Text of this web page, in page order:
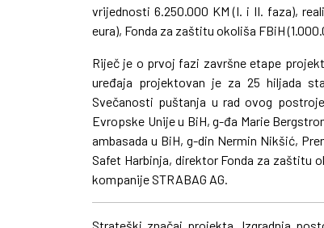
vrijednosti 6.250.000 KM (I. i II. faza),
eura), Fonda za zaštitu okoliša FBiH
Riječ je o prvoj fazi završne etape
uređaja projektovan je za 25 hiljada
Svečanosti puštanja u rad ovog
Evropske Unije u BiH, g-đa Marie
ambasada u BiH, g-din Nermin Nikšić,
Safet Harbinja, direktor Fonda za zaštitu
kompanije STRABAG AG.